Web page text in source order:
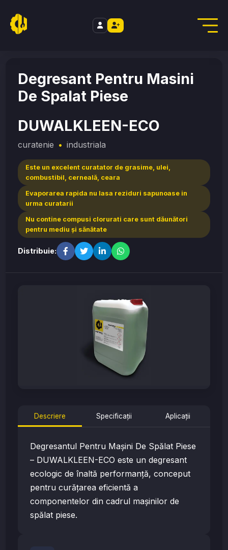
Degresant Pentru Masini
De Spalat Piese
DUWALKLEEN-ECO
curatenie • industriala
Este un excelent curatator de grasime, ulei,
combustibil, cerneală, ceara
Evaporarea rapida nu lasa reziduri sapunoase in
urma curatarii
Nu contine compusi clorurati care sunt dăunători
pentru mediu şi sănătate
Distribuie:
Descriere Specificații Aplicații
Degresantul Pentru Mașini De Spălat Piese
– DUWALKLEEN-ECO este un degresant
ecologic de înaltă performanță, conceput
pentru curățarea eficientă a
componentelor din cadrul mașinilor de
spălat piese.